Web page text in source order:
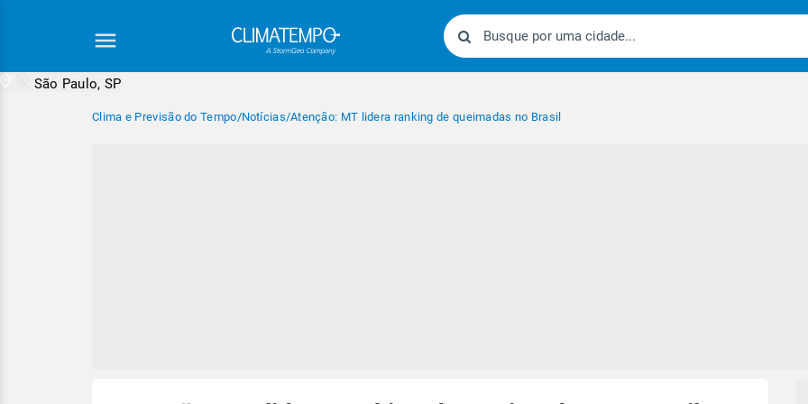
São Paulo, SP
Clima e Previsão do Tempo/Notícias/Atenção: MT lidera ranking de queimadas no Brasil